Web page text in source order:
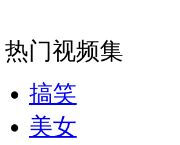
消防员救轻生者 花炮节热闹非凡
纽约上演“枕头大战”
热门视频集
搞笑
美女